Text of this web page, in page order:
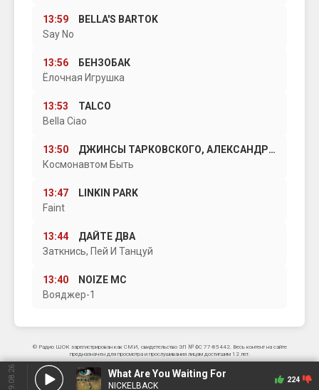
13:59
BELLA'S BARTOK
Say No
13:56
БЕНЗОБАК
Ёлочная Игрушка
13:53
TALCO
Bella Ciao
13:50
ДЖИНСЫ ТАРКОВСКОГО, АЛЕКСАНДР ЧАЧА ИВАНОВ
Космонавтом Быть
13:47
LINKIN PARK
Faint
13:44
ДАЙТЕ ДВА
Заткнись, Пей И Танцуй
13:40
NOIZE MC
Вояджер-1
© Радио ШОК зарегистрирован как СМИ, свидетельство ЭЛ № ФС 77-85442. Весь контент на сайте
предназначен для просмотра и прослушивания лицам достигшим 12 лет.
09.08.26 What Are You Waiting For
NICKELBACK
224